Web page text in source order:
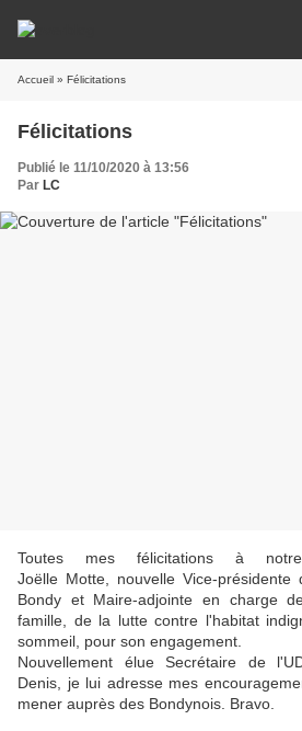
Accueil » Félicitations
Félicitations
Publié le 11/10/2020 à 13:56
Par LC
Toutes mes félicitations à
Joëlle Motte, nouvelle Vice-
Bondy et Maire-adjointe en charge
famille, de la lutte contre l'habitat
sommeil, pour son engagement.
Nouvellement élue Secrétaire de
Denis, je lui adresse mes
mener auprès des Bondynois. Bravo.